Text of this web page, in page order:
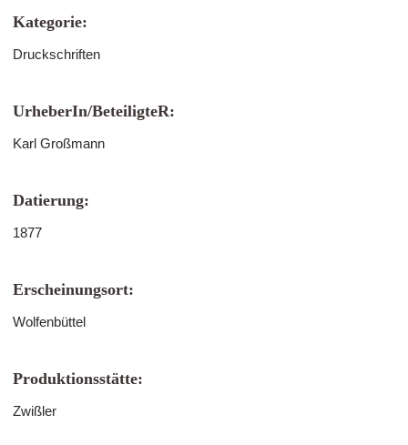
Kategorie:
Druckschriften
UrheberIn/BeteiligteR:
Karl Großmann
Datierung:
1877
Erscheinungsort:
Wolfenbüttel
Produktionsstätte:
Zwißler